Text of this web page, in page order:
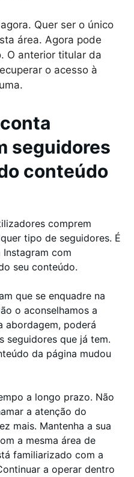
Quer ser o único
área. Agora pode
O anterior titular da
o acesso à
seguidores
conteúdo
comprem
tipo de seguidores. É
com
seu conteúdo.
que se enquadre na
o aconselhamos a
abordagem, poderá
seguidores que já tem.
da página mudou
a longo prazo. Não
a atenção do
mais. Mantenha a sua
a mesma área de
familiarizado com a
a operar dentro